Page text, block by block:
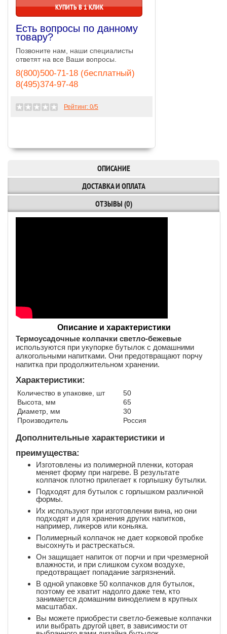
КУПИТЬ В 1 КЛИК
Есть вопросы по данному
товару?
Позвоните нам, наши специалисты
ответят на все Ваши вопросы.
8(800)500-71-18 (бесплатный)
8(495)374-97-48
Рейтинг: 0/5
ОПИСАНИЕ
ДОСТАВКА И ОПЛАТА
ОТЗЫВЫ (0)
Описание и характеристики
Термоусадочные колпачки светло-бежевые
используются при укупорке бутылок с домашними
алкогольными напитками. Они предотвращают порчу
напитка при продолжительном хранении.
Характеристики:
Количество в упаковке, шт
50
Высота, мм
65
Диаметр, мм
30
Производитель
Россия
Дополнительные характеристики и
преимущества:
Изготовлены из полимерной пленки, которая
меняет форму при нагреве. В результате
колпачок плотно прилегает к горлышку бутылки.
Подходят для бутылок с горлышком различной
формы.
Их используют при изготовлении вина, но они
подходят и для хранения других напитков,
например, ликеров или коньяка.
Полимерный колпачок не дает корковой пробке
высохнуть и растрескаться.
Он защищает напиток от порчи и при чрезмерной
влажности, и при слишком сухом воздухе,
предотвращает попадание загрязнений.
В одной упаковке 50 колпачков для бутылок,
поэтому ее хватит надолго даже тем, кто
занимается домашним виноделием в крупных
масштабах.
Вы можете приобрести светло-бежевые колпачки
или выбрать другой цвет, в зависимости от